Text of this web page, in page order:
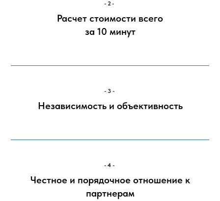
-2-
Расчет стоимости всего
за 10 минут
-3-
Независимость и объективность
-4-
Честное и порядочное отношение к
партнерам